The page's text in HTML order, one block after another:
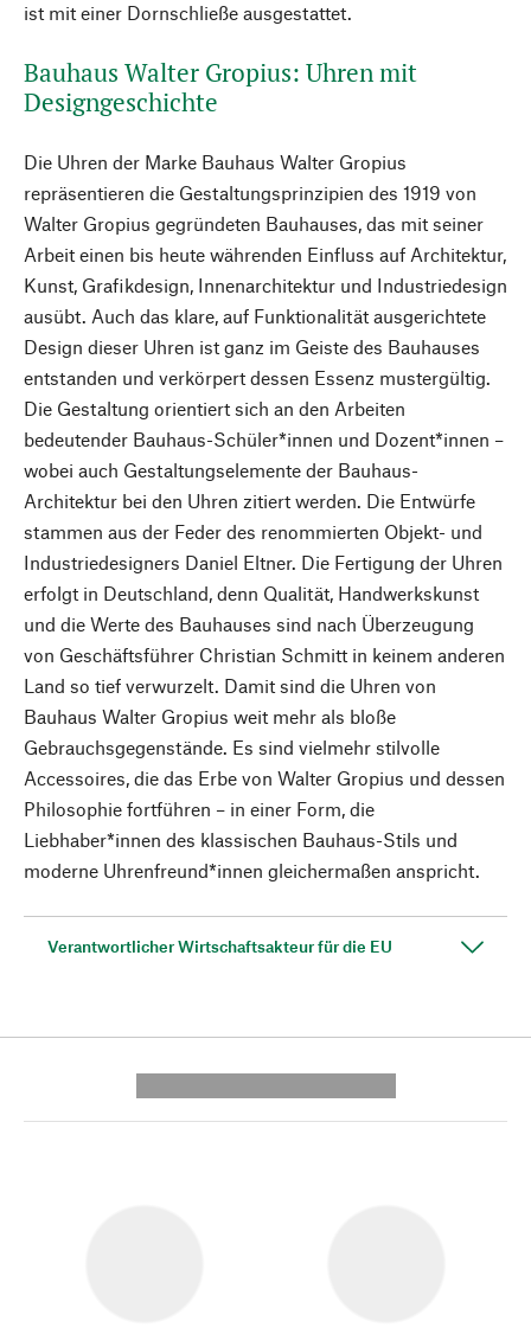
ist mit einer Dornschließe ausgestattet.
Bauhaus Walter Gropius: Uhren mit
Designgeschichte
Die Uhren der Marke Bauhaus Walter Gropius
repräsentieren die Gestaltungsprinzipien des 1919 von
Walter Gropius gegründeten Bauhauses, das mit seiner
Arbeit einen bis heute währenden Einfluss auf Architektur,
Kunst, Grafikdesign, Innenarchitektur und Industriedesign
ausübt. Auch das klare, auf Funktionalität ausgerichtete
Design dieser Uhren ist ganz im Geiste des Bauhauses
entstanden und verkörpert dessen Essenz mustergültig.
Die Gestaltung orientiert sich an den Arbeiten
bedeutender Bauhaus-Schüler*innen und Dozent*innen –
wobei auch Gestaltungselemente der Bauhaus-
Architektur bei den Uhren zitiert werden. Die Entwürfe
stammen aus der Feder des renommierten Objekt- und
Industriedesigners Daniel Eltner. Die Fertigung der Uhren
erfolgt in Deutschland, denn Qualität, Handwerkskunst
und die Werte des Bauhauses sind nach Überzeugung
von Geschäftsführer Christian Schmitt in keinem anderen
Land so tief verwurzelt. Damit sind die Uhren von
Bauhaus Walter Gropius weit mehr als bloße
Gebrauchsgegenstände. Es sind vielmehr stilvolle
Accessoires, die das Erbe von Walter Gropius und dessen
Philosophie fortführen – in einer Form, die
Liebhaber*innen des klassischen Bauhaus-Stils und
moderne Uhrenfreund*innen gleichermaßen anspricht.
Verantwortlicher Wirtschaftsakteur für die EU